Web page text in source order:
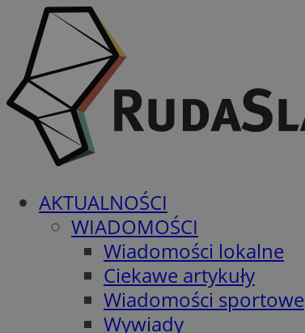
AKTUALNOŚCI
WIADOMOŚCI
Wiadomości lokalne
Ciekawe artykuły
Wiadomości sportowe
Wywiady